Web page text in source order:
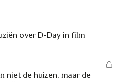
over D-Day in film
niet de huizen, maar de